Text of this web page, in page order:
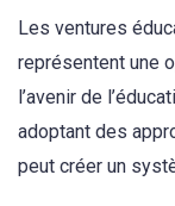
Les ventures
représentent une
l’avenir de
adoptant des
peut créer un